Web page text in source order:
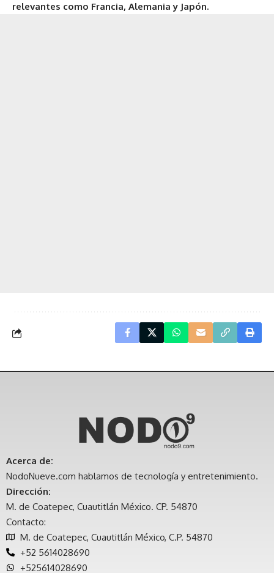
relevantes como Francia, Alemania y Japón.
Acerca de:
NodoNueve.com hablamos de tecnología y entretenimiento.
Dirección:
M. de Coatepec, Cuautitlán México. CP. 54870
Contacto:
M. de Coatepec, Cuautitlán México, C.P. 54870
+52 5614028690
+525614028690